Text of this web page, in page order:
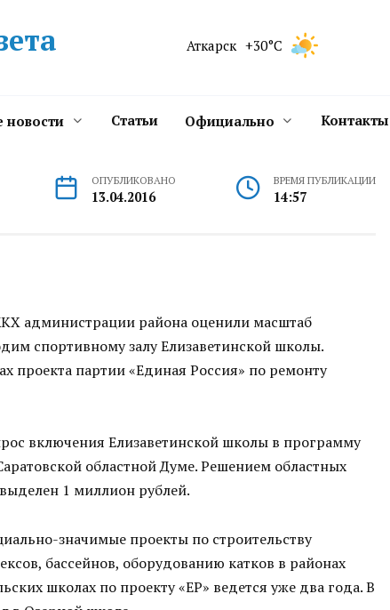
Аткарск +30°C
новости Статьи Официально Контакты
ОПУБЛИКОВАНО
13.04.2016
ВРЕМЯ ПУБЛИКАЦИИ
14:57
администрации района оценили масштаб
спортивному залу Елизаветинской школы.
проекта партии «Единая Россия» по ремонту
включения Елизаветинской школы в программу
областной Думе. Решением областных
1 миллион рублей.
значимые проекты по строительству
бассейнов, оборудованию катков в районах
школах по проекту «ЕР» ведется уже два года. В